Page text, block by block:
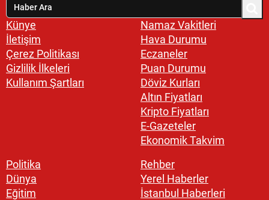
Künye
İletişim
Çerez Politikası
Gizlilik İlkeleri
Kullanım Şartları
Namaz Vakitleri
Hava Durumu
Eczaneler
Puan Durumu
Döviz Kurları
Altın Fiyatları
Kripto Fiyatları
E-Gazeteler
Ekonomik Takvim
Politika
Dünya
Eğitim
Rehber
Yerel Haberler
İstanbul Haberleri